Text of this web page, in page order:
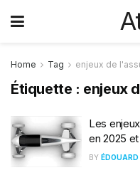
Home Tag enjeux de
Étiquette : enjeux
Les
en 2025
BY